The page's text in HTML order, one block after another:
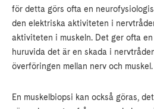
för detta görs ofta en
den elektriska aktiviteten i
aktiviteten i muskeln. Det ger ofta
huruvida det är en skada i
överföringen mellan nerv och muskel.
En muskelbiopsi kan också göras,